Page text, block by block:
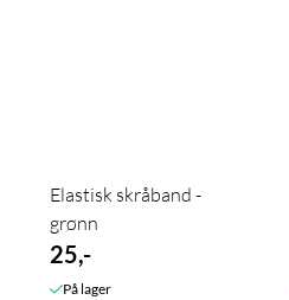
Elastisk skråband -
grønn
25,-
På lager